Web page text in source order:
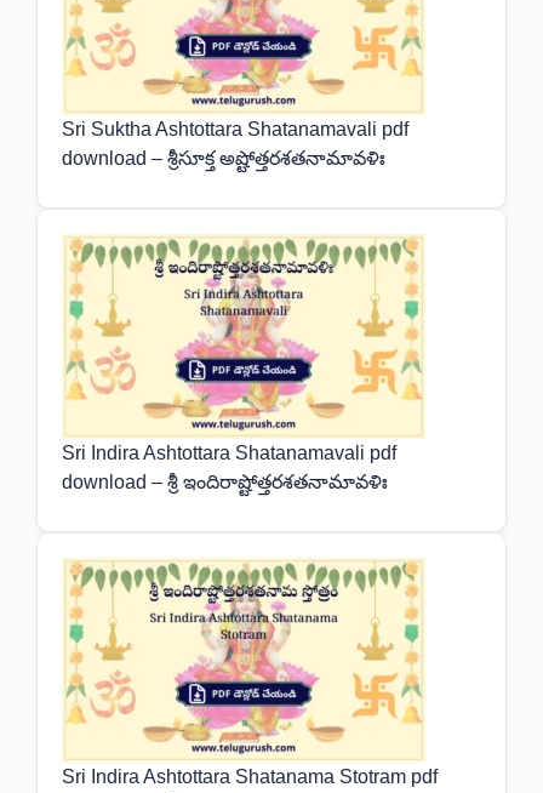
Sri Suktha Ashtottara Shatanamavali pdf
download – శ్రీసూక్త అష్టోత్తరశతనామావళిః
Sri Indira Ashtottara Shatanamavali pdf
download – శ్రీ ఇందిరాష్టోత్తరశతనామావళిః
Sri Indira Ashtottara Shatanama Stotram pdf